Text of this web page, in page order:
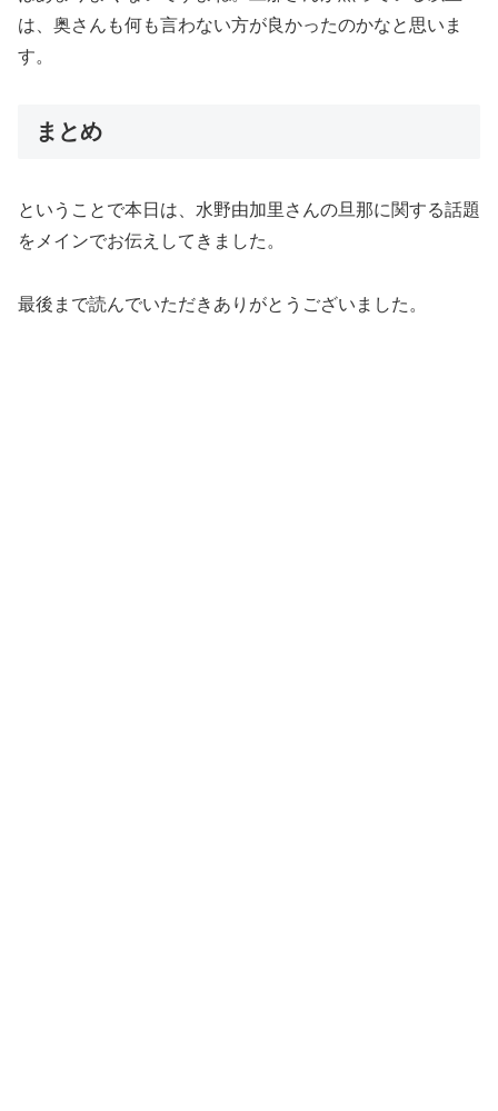
は、奥さんも何も言わない方が良かったのかなと思いま
す。
まとめ
ということで本日は、水野由加里さんの旦那に関する話題
をメインでお伝えしてきました。
最後まで読んでいただきありがとうございました。